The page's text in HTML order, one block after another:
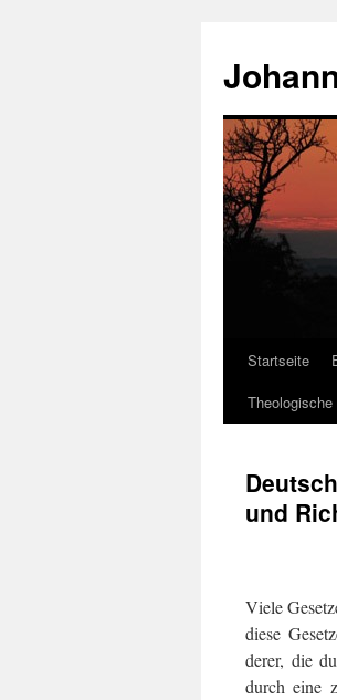
springen
Startseite
und
Viele
diese
derer, die
durch eine